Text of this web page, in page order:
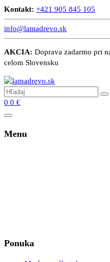
Kontakt: +421 905 845 105
info@lamadrevo.sk
AKCIA: Doprava zadarmo pri
celom Slovensku
0 0 €
Menu
Ponuka